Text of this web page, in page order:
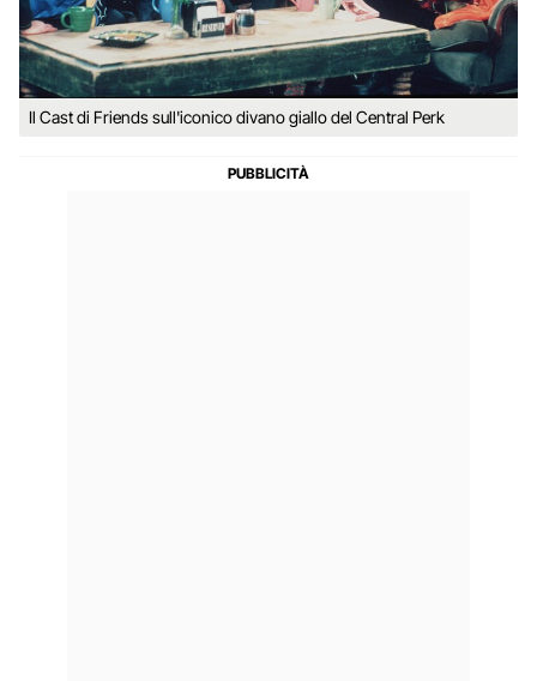
Il Cast di Friends sull'iconico divano giallo del Central Perk